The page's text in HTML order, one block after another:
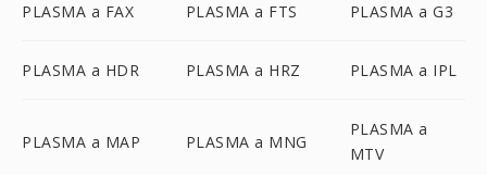
PLASMA a FAX PLASMA a FTS PLASMA a G3
PLASMA a HDR PLASMA a HRZ PLASMA a IPL
PLASMA a MAP PLASMA a MNG
PLASMA a
MTV